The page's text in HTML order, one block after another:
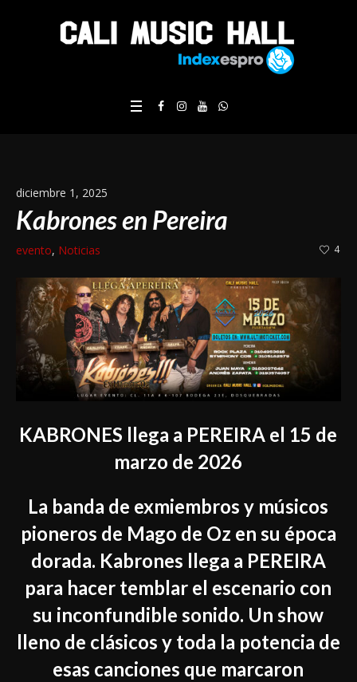
diciembre 1, 2025
Kabrones en Pereira
evento, Noticias 4
KABRONES llega a PEREIRA el 15 de
marzo de 2026
La banda de exmiembros y músicos
pioneros de Mago de Oz en su época
dorada. Kabrones llega a PEREIRA
para hacer temblar el escenario con
su inconfundible sonido. Un show
lleno de clásicos y toda la potencia de
esas canciones que marcaron